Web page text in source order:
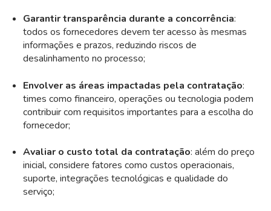
Garantir transparência durante a concorrência:
todos os fornecedores devem ter acesso às mesmas
informações e prazos, reduzindo riscos de
desalinhamento no processo;
Envolver as áreas impactadas pela contratação:
times como financeiro, operações ou tecnologia podem
contribuir com requisitos importantes para a escolha do
fornecedor;
Avaliar o custo total da contratação: além do preço
inicial, considere fatores como custos operacionais,
suporte, integrações tecnológicas e qualidade do
serviço;